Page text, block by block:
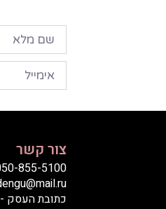
צור קשר
855-5100
כתובת העסק -